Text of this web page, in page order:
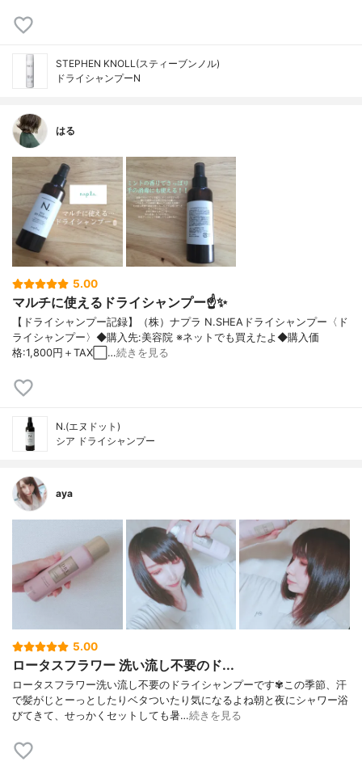
STEPHEN KNOLL(スティーブンノル)
ドライシャンプーN
はる
5.00
マルチに使えるドライシャンプー☝️✨
【ドライシャンプー記録】（株）ナプラ N.SHEAドライシャンプー〈ド
ライシャンプー〉◆購入先:美容院 ※ネットでも買えたよ◆購入価
格:1,800円＋TAX⬜️…続きを見る
N.(エヌドット)
シア ドライシャンプー
aya
5.00
ロータスフラワー 洗い流し不要のド...
ロータスフラワー洗い流し不要のドライシャンプーです✾この季節、汗
で髪がじとーっとしたりベタついたり気になるよね朝と夜にシャワー浴
びてきて、せっかくセットしても暑…続きを見る